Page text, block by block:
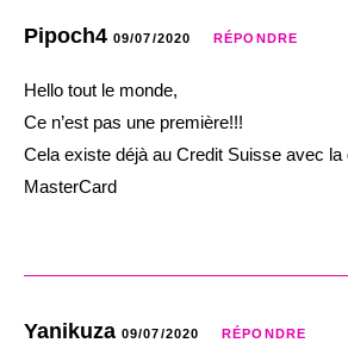
Pipoch4 09/07/2020 RÉPONDRE
Hello tout le monde,
Ce n’est pas une première!!!
Cela existe déjà au Credit Suisse avec la
MasterCard
Yanikuza 09/07/2020 RÉPONDRE